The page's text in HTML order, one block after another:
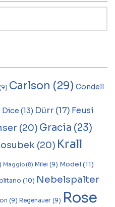
Carlson (29) Condell
Dice (13) Dürr (17) Feusi
(20) Gracia (23)
(20) Krall
Maggio (8) Milei (9) Model (11)
(10) Nebelspalter
(9) Regenauer (9) Rose